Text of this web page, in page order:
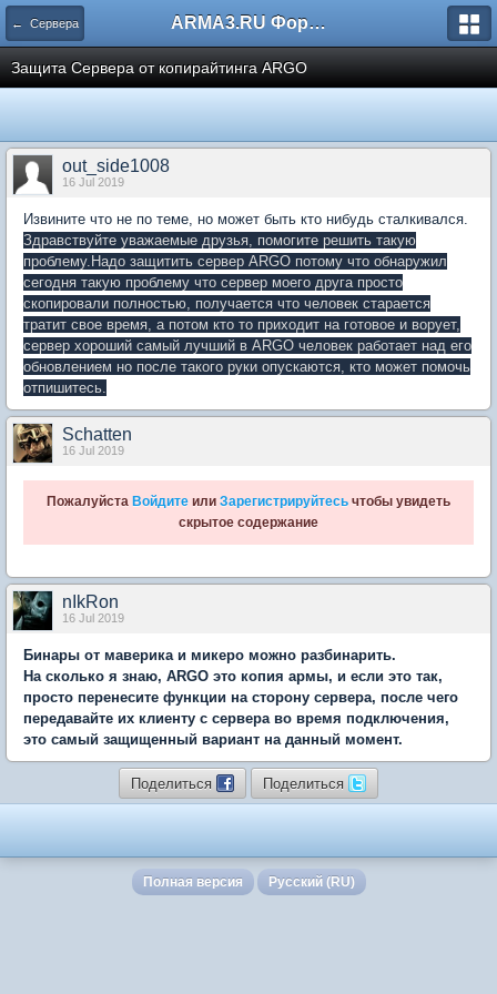
← Сервера ARMA3.RU Форум
Защита Сервера от копирайтинга ARGO
out_side1008
16 Jul 2019
Извините что не по теме, но может быть кто нибудь сталкивался.
Здравствуйте уважаемые друзья, помогите решить такую
проблему.Надо защитить сервер ARGO потому что обнаружил
сегодня такую проблему что сервер моего друга просто
скопировали полностью, получается что человек старается
тратит свое время, а потом кто то приходит на готовое и ворует,
сервер хороший самый лучший в ARGO человек работает над его
обновлением но после такого руки опускаются, кто может помочь
отпишитесь.
Schatten
16 Jul 2019
Пожалуйста Войдите или Зарегистрируйтесь чтобы увидеть
скрытое содержание
nIkRon
16 Jul 2019
Бинары от маверика и микеро можно разбинарить.
На сколько я знаю, ARGO это копия армы, и если это так,
просто перенесите функции на сторону сервера, после чего
передавайте их клиенту с сервера во время подключения,
это самый защищенный вариант на данный момент.
Поделиться Поделиться
Полная версия Русский (RU)